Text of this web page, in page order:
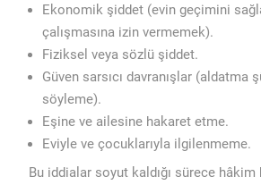
Ekonomik şiddet (evin geçimini
çalışmasına izin vermemek).
Fiziksel veya sözlü şiddet.
Güven sarsıcı davranışlar (aldatma
söyleme).
Eşine ve ailesine hakaret etme.
Eviyle ve çocuklarıyla ilgilenmeme.
Bu iddialar soyut kaldığı sürece